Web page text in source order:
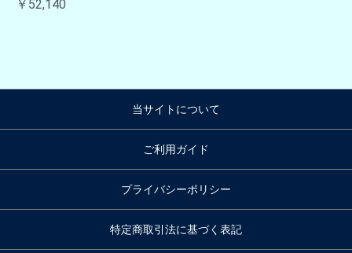
￥52,140
当サイトについて
ご利用ガイド
プライバシーポリシー
特定商取引法に基づく表記